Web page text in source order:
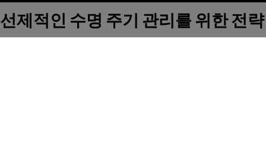
선제적인 수명 주기 관리를 위한 전략